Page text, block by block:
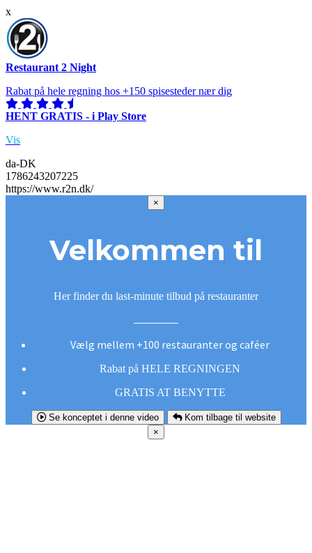
x
Restaurant 2 Night
Rabat på hele regning hos +150 spisesteder nær dig
HENT GRATIS - i Play Store
Vis
da-DK
1786243207225
https://www.r2n.dk/
×
Velkommen til
Her finder du last-minute tilbud på restauranter
Vælg mellem +100 restauranter og caféer
Rabat på HELE REGNINGEN
GRATIS AT BENYTTE
Se konceptet i denne video
Kom tilbage til website
×